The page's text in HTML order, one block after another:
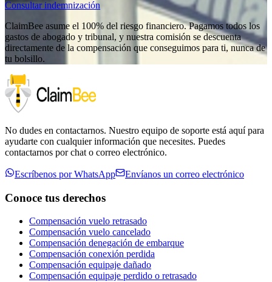
Consultar indemnización
ClaimBee asume el 100% del riesgo financiero. Pagamos todos los
gastos de abogado y tribunal, y nuestra comisión se descuenta
directamente de la compensación que conseguimos para ti, nunca de
tu bolsillo.
No dudes en contactarnos. Nuestro equipo de soporte está aquí para
ayudarte con cualquier información que necesites. Puedes
contactarnos por chat o correo electrónico.
Escríbenos por WhatsApp Envíanos un correo electrónico
Conoce tus derechos
Compensación vuelo retrasado
Compensación vuelo cancelado
Compensación denegación de embarque
Compensación conexión perdida
Compensación equipaje dañado
Compensación equipaje perdido o retrasado